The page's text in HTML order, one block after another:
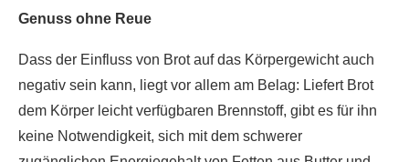
Genuss ohne Reue
Dass der Einfluss von Brot auf das Körpergewicht auch
negativ sein kann, liegt vor allem am Belag: Liefert Brot
dem Körper leicht verfügbaren Brennstoff, gibt es für ihn
keine Notwendigkeit, sich mit dem schwerer